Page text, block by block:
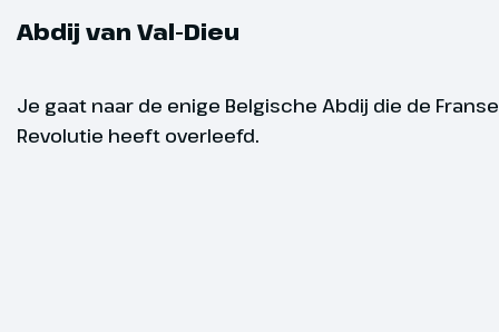
Abdij van Val-Dieu
Je gaat naar de enige Belgische Abdij die de Franse
Revolutie heeft overleefd.
bezoek aan
klaterend
heuvel en
bekijken
te maken
Minimum
deelnemers
Minimum aantal